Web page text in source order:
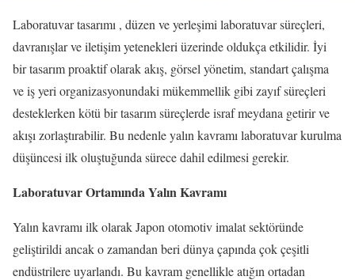
Laboratuvar tasarımı , düzen ve yerleşimi laboratuvar süreçleri,
davranışlar ve iletişim yetenekleri üzerinde oldukça etkilidir. İyi
bir tasarım proaktif olarak akış, görsel yönetim, standart çalışma
ve iş yeri organizasyonundaki mükemmellik gibi zayıf süreçleri
desteklerken kötü bir tasarım süreçlerde israf meydana getirir ve
akışı zorlaştırabilir. Bu nedenle yalın kavramı laboratuvar kurulma
düşüncesi ilk oluştuğunda sürece dahil edilmesi gerekir.
Laboratuvar Ortamında Yalın Kavramı
Yalın kavramı ilk olarak Japon otomotiv imalat sektöründe
geliştirildi ancak o zamandan beri dünya çapında çok çeşitli
endüstrilere uyarlandı. Bu kavram genellikle atığın ortadan